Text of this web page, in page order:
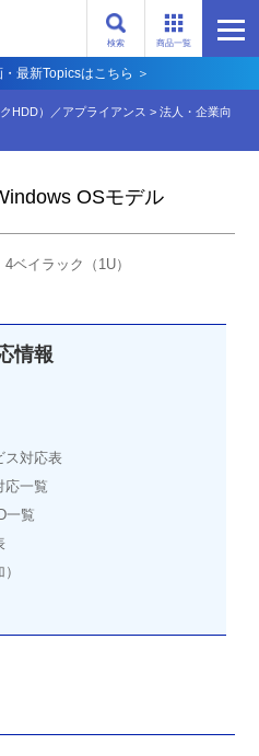
商品一覧
検索
最新Topicsはこちら ＞
HDD）／アプライアンス​ >法人・企業向
OSモデル
4ベイラック（1U）
情報
ス対応表
応一覧
一覧